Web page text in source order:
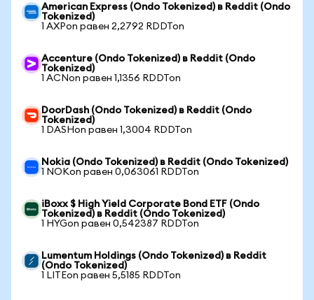
American Express (Ondo Tokenized) в Reddit (Ondo
Tokenized)
1 AXPon равен 2,2792 RDDTon
Accenture (Ondo Tokenized) в Reddit (Ondo
Tokenized)
1 ACNon равен 1,1356 RDDTon
DoorDash (Ondo Tokenized) в Reddit (Ondo
Tokenized)
1 DASHon равен 1,3004 RDDTon
Nokia (Ondo Tokenized) в Reddit (Ondo Tokenized)
1 NOKon равен 0,063061 RDDTon
iBoxx $ High Yield Corporate Bond ETF (Ondo
Tokenized) в Reddit (Ondo Tokenized)
1 HYGon равен 0,542387 RDDTon
Lumentum Holdings (Ondo Tokenized) в Reddit
(Ondo Tokenized)
1 LITEon равен 5,5185 RDDTon